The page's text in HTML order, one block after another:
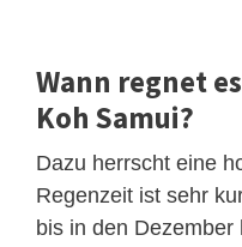
Wann regnet
Koh Samui?
Dazu herrscht eine
Regenzeit ist sehr
bis in den